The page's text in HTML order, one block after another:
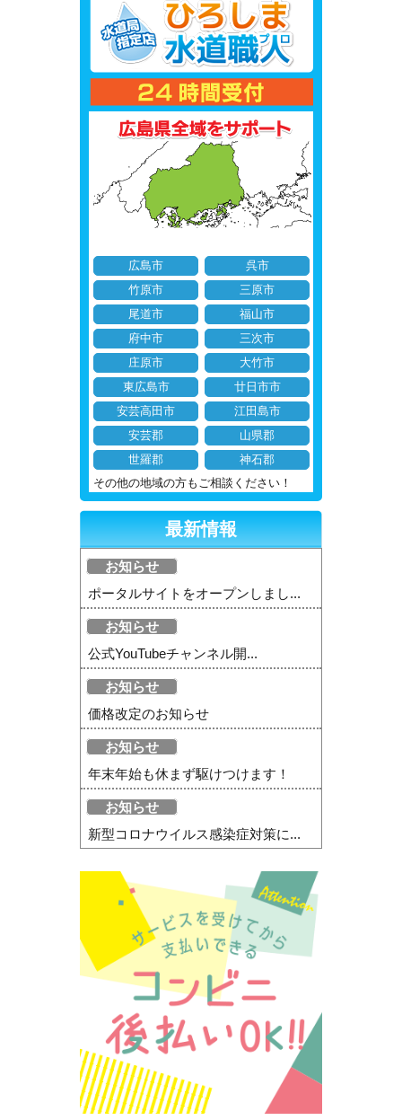
広島市
呉市
竹原市
三原市
尾道市
福山市
府中市
三次市
庄原市
大竹市
東広島市
廿日市市
安芸高田市
江田島市
安芸郡
山県郡
世羅郡
神石郡
その他の地域の方もご相談ください！
最新情報
お知らせ
ポータルサイトをオープンしまし...
お知らせ
公式YouTubeチャンネル開...
お知らせ
価格改定のお知らせ
お知らせ
年末年始も休まず駆けつけます！
お知らせ
新型コロナウイルス感染症対策に...